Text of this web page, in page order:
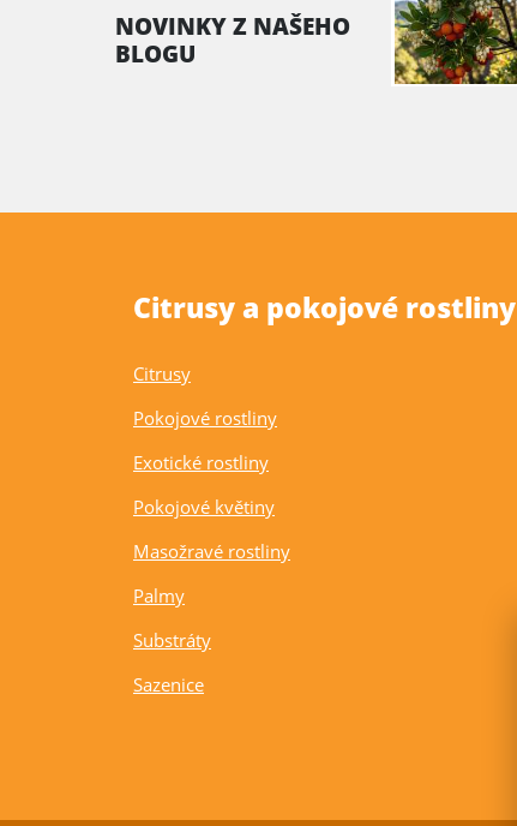
NOVINKY Z NAŠEHO
BLOGU
Citrusy a pokojové rostliny
Citrusy
Pokojové rostliny
Exotické rostliny
Pokojové květiny
Masožravé rostliny
Palmy
Substráty
Sazenice